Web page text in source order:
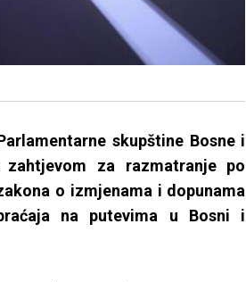
skupštine Bosne i
za razmatranje po
o izmjenama i dopunama
na putevima u Bosni i